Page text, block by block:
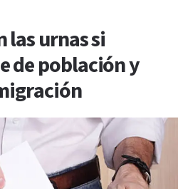
las urnas si
de población y